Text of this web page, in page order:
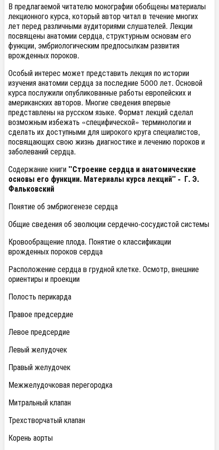
В предлагаемой читателю монографии обобщены материалы
лекционного курса, который автор читал в течение многих
лет перед различными аудиториями слушателей. Лекции
посвящены анатомии сердца, структурным основам его
функции, эмбриологическим предпосылкам развития
врожденных пороков.
Особый интерес может представить лекция по истории
изучения анатомии сердца за последние 5000 лет. Основой
курса послужили опубликованные работы европейских и
американских авторов. Многие сведения впервые
представлены на русском языке. Формат лекций сделал
возможным избежать «специфической» терминологии и
сделать их доступными для широкого круга специалистов,
посвящающих свою жизнь диагностике и лечению пороков и
заболеваний сердца.
Содержание книги"Строение сердца и анатомические
основы его функции. Материалы курса лекций" - Г. Э.
Фальковский
Понятие об эмбриогенезе сердца
Общие сведения об эволюции сердечно-сосудистой системы
Кровообращение плода. Понятие о классификации
врожденных пороков сердца
Расположение сердца в грудной клетке. Осмотр, внешние
ориентиры и проекции
Полость перикарда
Правое предсердие
Левое предсердие
Левый желудочек
Правый желудочек
Межжелудочковая перегородка
Митральный клапан
Трехстворчатый клапан
Корень аорты